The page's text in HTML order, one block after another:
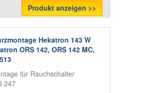
Produkt anzeigen >>
Hekatron 143 W
ORS 142, ORS 142 MC,
für Rauchschalter
247